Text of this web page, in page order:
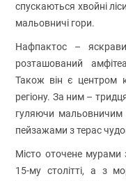
спускаються хвойні
мальовничі гори.
Нафпактос –
розташований
Також він є центром
регіону. За ним –
гуляючи
пейзажами з терас
Місто оточене
15-му столітті, а з